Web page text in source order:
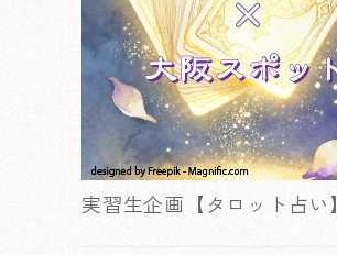
実習生企画【タロット占い】